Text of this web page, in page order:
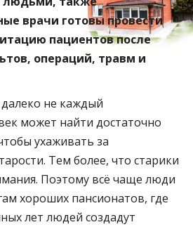
врачи готовы провести
пациентов после
операций, травм и
не каждый
может найти достаточно
ухаживать за
Тем более, что старики
Поэтому всё чаще люди
хороших пансионатов, где
лет людей создадут